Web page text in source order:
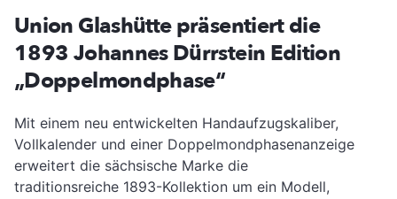
Union Glashütte präsentiert die
1893 Johannes Dürrstein Edition
„Doppelmondphase“
Mit einem neu entwickelten Handaufzugskaliber,
Vollkalender und einer Doppelmondphasenanzeige
erweitert die sächsische Marke die
traditionsreiche 1893-Kollektion um ein Modell,